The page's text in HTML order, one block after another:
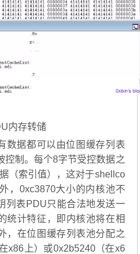
内存转储
数据都可以由位图缓存列表
控制。每个8字节受控数据之
（索引值），这对于shellco
，0xc3870大小的内核池不
列表PDU只能合法地发送一
统计特征，即内核池将在相
，在位图缓存列表池分配之
x86上）或0x2b5240（在x6